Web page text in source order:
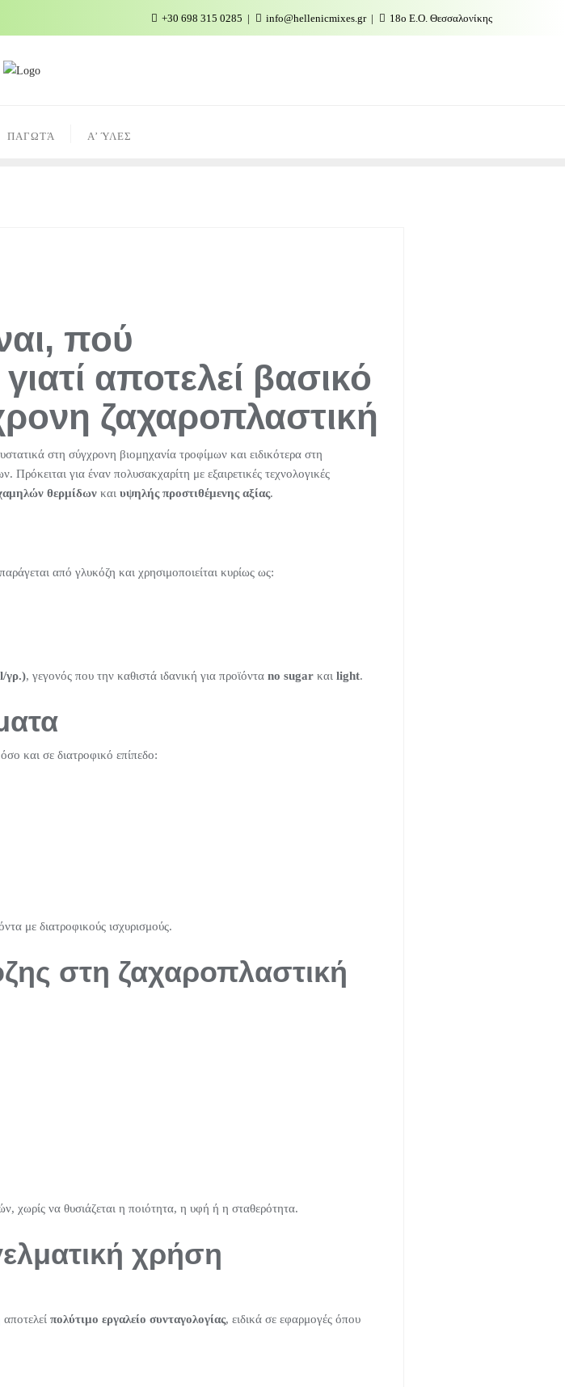
+30 698 315 0285 info@hellenicmixes.gr 18ο Ε.Ο. Θεσσαλονίκης
ΠΑΓΩΤΆ Α’ ΎΛΕΣ
πού
αποτελεί βασικό
ζαχαροπλαστική
στη σύγχρονη βιομηχανία τροφίμων και ειδικότερα στη
για έναν πολυσακχαρίτη με εξαιρετικές τεχνολογικές
θερμίδωνκαι υψηλής προστιθέμενης αξίας.
από γλυκόζη και χρησιμοποιείται κυρίως ως:
γρ.), γεγονός που την καθιστά ιδανική για προϊόντα no sugarκαι light.
και σε διατροφικό επίπεδο:
με διατροφικούς ισχυρισμούς.
στη ζαχαροπλαστική
χωρίς να θυσιάζεται η ποιότητα, η υφή ή η σταθερότητα.
χρήση
αποτελεί πολύτιμο εργαλείο συνταγολογίας, ειδικά σε εφαρμογές όπου